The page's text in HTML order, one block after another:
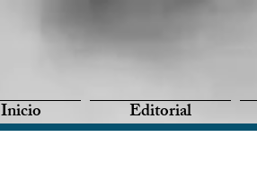
Inicio Editorial